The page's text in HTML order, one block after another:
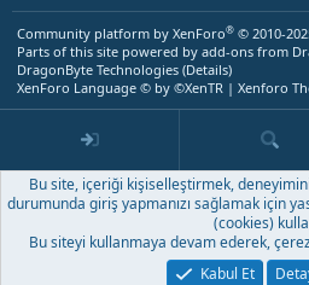
Community platform by XenForo® © 2010-
Parts of this site powered by add-ons from
DragonByte Technologies (Details)
XenForo Language © by ©XenTR | Xenforo
Bu site, içeriği kişiselleştirmek,
durumunda giriş yapmanızı sağlamak için
(cookies)
Bu siteyi kullanmaya devam ederek,
Kabul Et